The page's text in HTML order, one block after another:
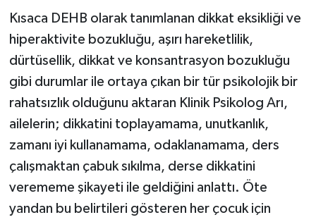
Kısaca DEHB olarak tanımlanan dikkat eksikliği ve
hiperaktivite bozukluğu, aşırı hareketlilik,
dürtüsellik, dikkat ve konsantrasyon bozukluğu
gibi durumlar ile ortaya çıkan bir tür psikolojik bir
rahatsızlık olduğunu aktaran Klinik Psikolog Arı,
ailelerin; dikkatini toplayamama, unutkanlık,
zamanı iyi kullanamama, odaklanamama, ders
çalışmaktan çabuk sıkılma, derse dikkatini
verememe şikayeti ile geldiğini anlattı. Öte
yandan bu belirtileri gösteren her çocuk için